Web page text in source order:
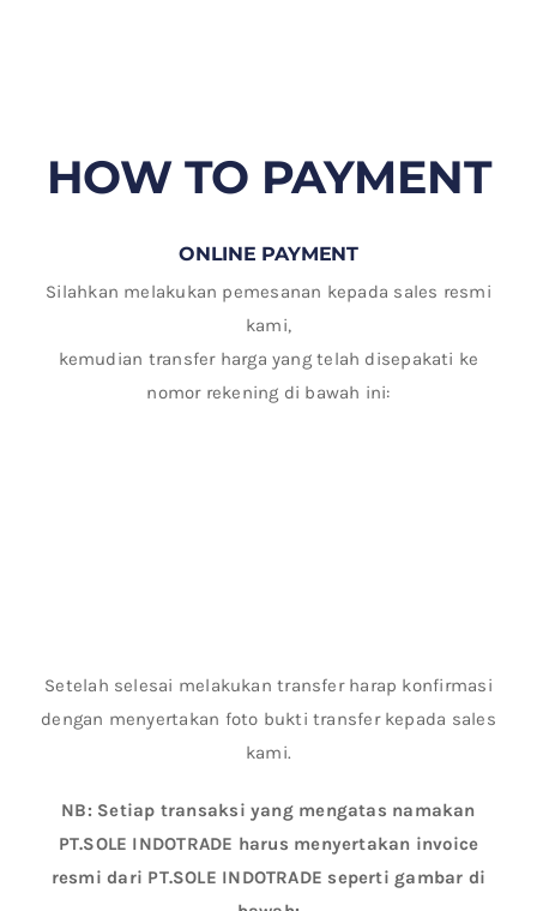
HOW TO PAYMENT
ONLINE PAYMENT
Silahkan melakukan pemesanan kepada sales resmi
kami,
kemudian transfer harga yang telah disepakati ke
nomor rekening di bawah ini:
Setelah selesai melakukan transfer harap konfirmasi
dengan menyertakan foto bukti transfer kepada sales
kami.
NB: Setiap transaksi yang mengatas namakan
PT.SOLE INDOTRADE harus menyertakan invoice
resmi dari PT.SOLE INDOTRADE seperti gambar di